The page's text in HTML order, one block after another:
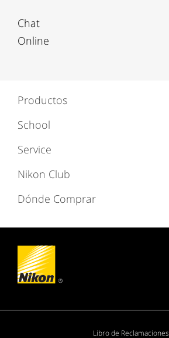
Chat
Online
Productos
School
Service
Nikon Club
Dónde Comprar
Libro de Reclamaciones